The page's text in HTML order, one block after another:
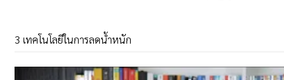
3 เทคโนโลยีในการลดน้ำหนัก